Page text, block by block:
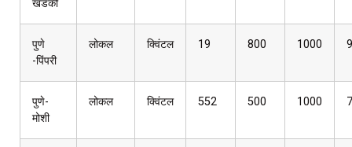
खडकी
पुणे
-पिंपरी
लोकल क्विंटल 19 800 1000
पुणे-
मोशी
लोकल क्विंटल 552 500 1000